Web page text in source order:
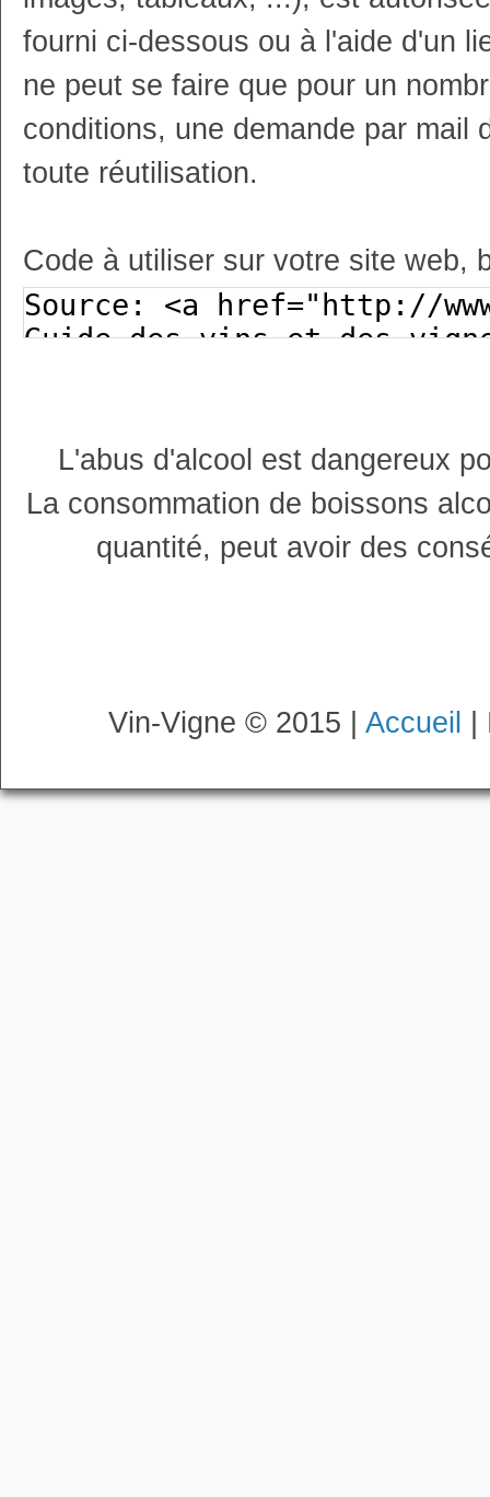
fourni ci-dessous ou à l'aide d'un
ne peut se faire que pour un
conditions, une demande par mail
toute réutilisation.
Code à utiliser sur votre site web,
L'abus d'alcool est dangereux
La consommation de boissons
quantité, peut avoir des
Vin-Vigne © 2015 | Accueil